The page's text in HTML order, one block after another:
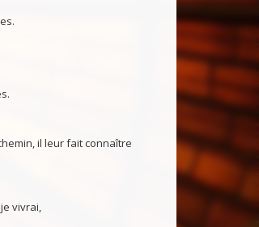
il leur fait connaître
vivrai,